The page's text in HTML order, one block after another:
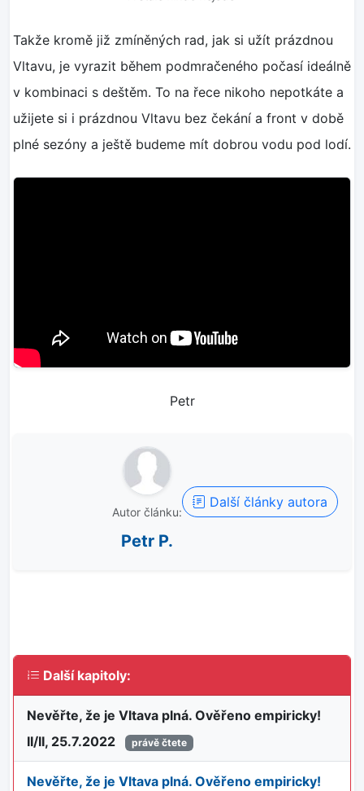
Takže kromě již zmíněných rad, jak si užít prázdnou
Vltavu, je vyrazit během podmračeného počasí ideálně
v kombinaci s deštěm. To na řece nikoho nepotkáte a
užijete si i prázdnou Vltavu bez čekání a front v době
plné sezóny a ještě budeme mít dobrou vodu pod lodí.
Petr
Autor článku:
Petr P.
Další články autora
Další kapitoly:
Nevěřte, že je Vltava plná. Ověřeno empiricky!
II/II, 25.7.2022
právě čtete
Nevěřte, že je Vltava plná. Ověřeno empiricky!